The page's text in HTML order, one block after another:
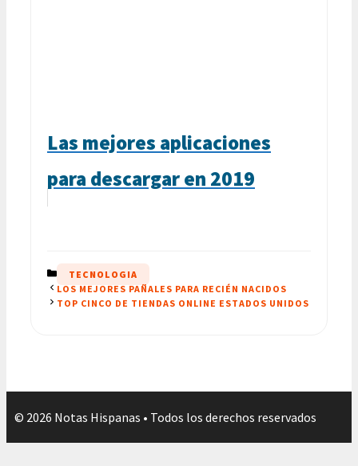
Las mejores aplicaciones
para descargar en 2019
CATEGORÍAS
TECNOLOGIA
LOS MEJORES PAÑALES PARA RECIÉN NACIDOS
TOP CINCO DE TIENDAS ONLINE ESTADOS UNIDOS
© 2026 Notas Hispanas • Todos los derechos reservados